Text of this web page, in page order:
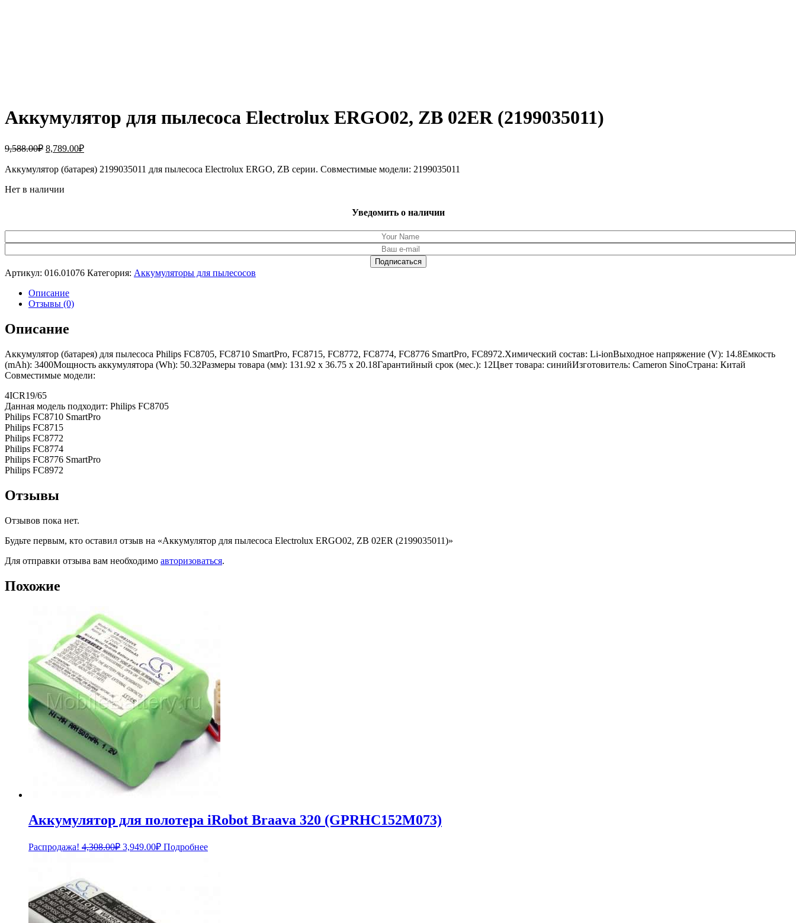
Аккумулятор для пылесоса Electrolux ERGO02, ZB 02ER (2199035011)
9,588.00₽ Первоначальная
составляла
8,789.00₽Текущая
8,789.00₽.
Аккумулятор (батарея) 2199035011 для пылесоса Electrolux ERGO, ZB серии. Совместимые модели: 2199035011
Нет в наличии
Уведомить о наличии
Артикул: 016.01076 Категория: Аккумуляторы для пылесосов
Описание
Отзывы (0)
Описание
Аккумулятор (батарея) для пылесоса Philips FC8705, FC8710 SmartPro, FC8715, FC8772, FC8774, FC8776 SmartPro, FC8972.Химический состав: Li-ionВыходное напряжение (V): 14.8Емкость
(mAh): 3400Мощность аккумулятора (Wh): 50.32Размеры товара (мм): 131.92 x 36.75 x 20.18Гарантийный срок (мес.): 12Цвет товара: синийИзготовитель: Cameron SinoСтрана: Китай
Совместимые модели:
4ICR19/65
Данная модель подходит: Philips FC8705
Philips FC8710 SmartPro
Philips FC8715
Philips FC8772
Philips FC8774
Philips FC8776 SmartPro
Philips FC8972
Отзывы
Отзывов пока нет.
Будьте первым, кто оставил отзыв на «Аккумулятор для пылесоса Electrolux ERGO02, ZB 02ER (2199035011)»
Для отправки отзыва вам необходимо авторизоваться.
Похожие
Аккумулятор для полотера iRobot Braava 320 (GPRHC152M073)
Распродажа! 4,308.00₽ Первоначальная
3,949.00₽Текущая
цена:
Подробнее